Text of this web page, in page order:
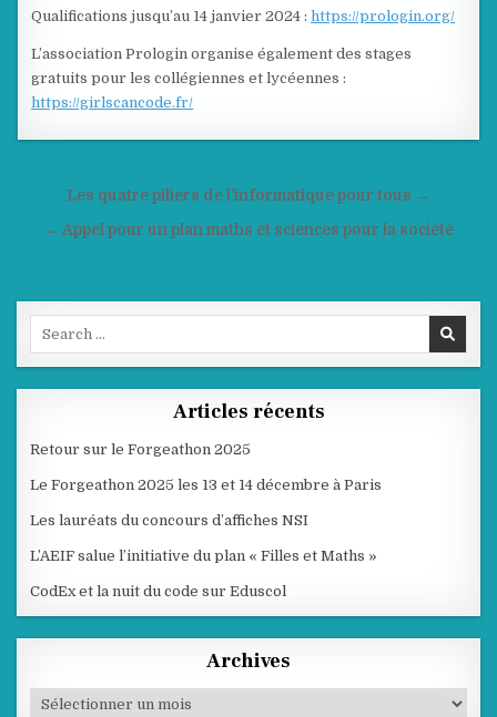
Qualifications jusqu’au 14 janvier 2024 :https://prologin.org/
L’association Prologin organise également des stages
gratuits pour les collégiennes et lycéennes :
https://girlscancode.fr/
Navigation
Les quatre piliers de l’informatique pour tous →
← Appel pour un plan maths et sciences pour la société
Articles récents
Retour sur le Forgeathon 2025
Le Forgeathon 2025 les 13 et 14 décembre à Paris
Les lauréats du concours d’affiches NSI
L’AEIF salue l’initiative du plan « Filles et Maths »
CodEx et la nuit du code sur Eduscol
Archives
Archives